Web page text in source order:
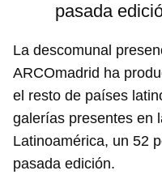
pasada
La descomunal
ARCOmadrid ha
el resto de países
galerías presentes en
Latinoamérica, un 52
pasada edición.